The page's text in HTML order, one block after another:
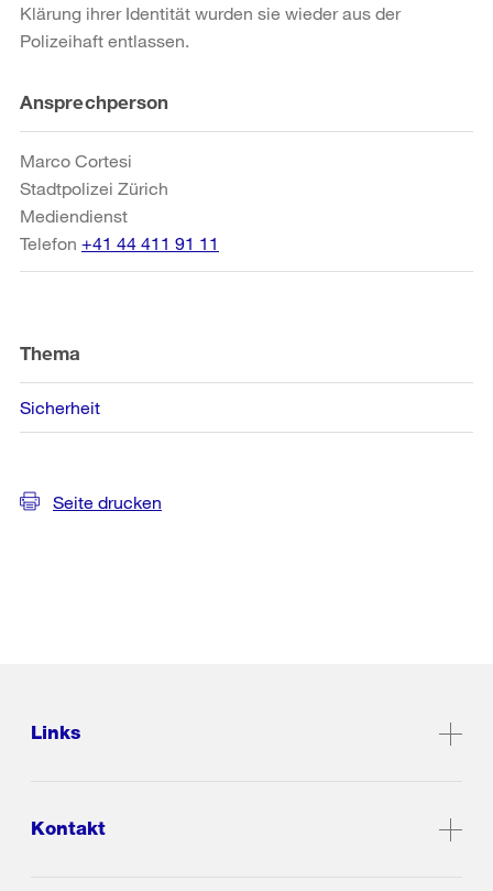
Klärung ihrer Identität wurden sie wieder aus der
Polizeihaft entlassen.
Weitere
Informationen
Ansprechperson
Marco Cortesi
Stadtpolizei Zürich
Mediendienst
Telefon +41 44 411 91 11
Thema
Sicherheit
Seite drucken
Links
Kontakt